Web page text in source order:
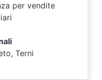
per vendite
Terni